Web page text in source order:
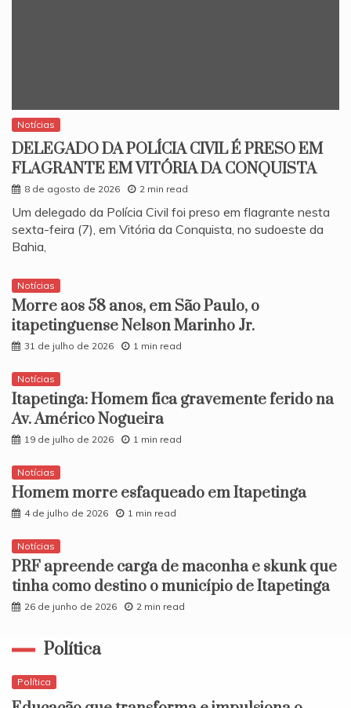
Notícias
DELEGADO DA POLÍCIA CIVIL É PRESO EM
FLAGRANTE EM VITÓRIA DA CONQUISTA
8 de agosto de 2026 2 min read
​Um delegado da Polícia Civil foi preso em flagrante nesta
sexta-feira (7), em Vitória da Conquista, no sudoeste da
Bahia,
Notícias
Morre aos 58 anos, em São Paulo, o
itapetinguense Nelson Marinho Jr.
31 de julho de 2026 1 min read
Notícias
Itapetinga: Homem fica gravemente ferido na
Av. Américo Nogueira
19 de julho de 2026 1 min read
Notícias
Homem morre esfaqueado em Itapetinga
4 de julho de 2026 1 min read
Notícias
PRF apreende carga de maconha e skunk que
tinha como destino o município de Itapetinga
26 de junho de 2026 2 min read
Política
Política